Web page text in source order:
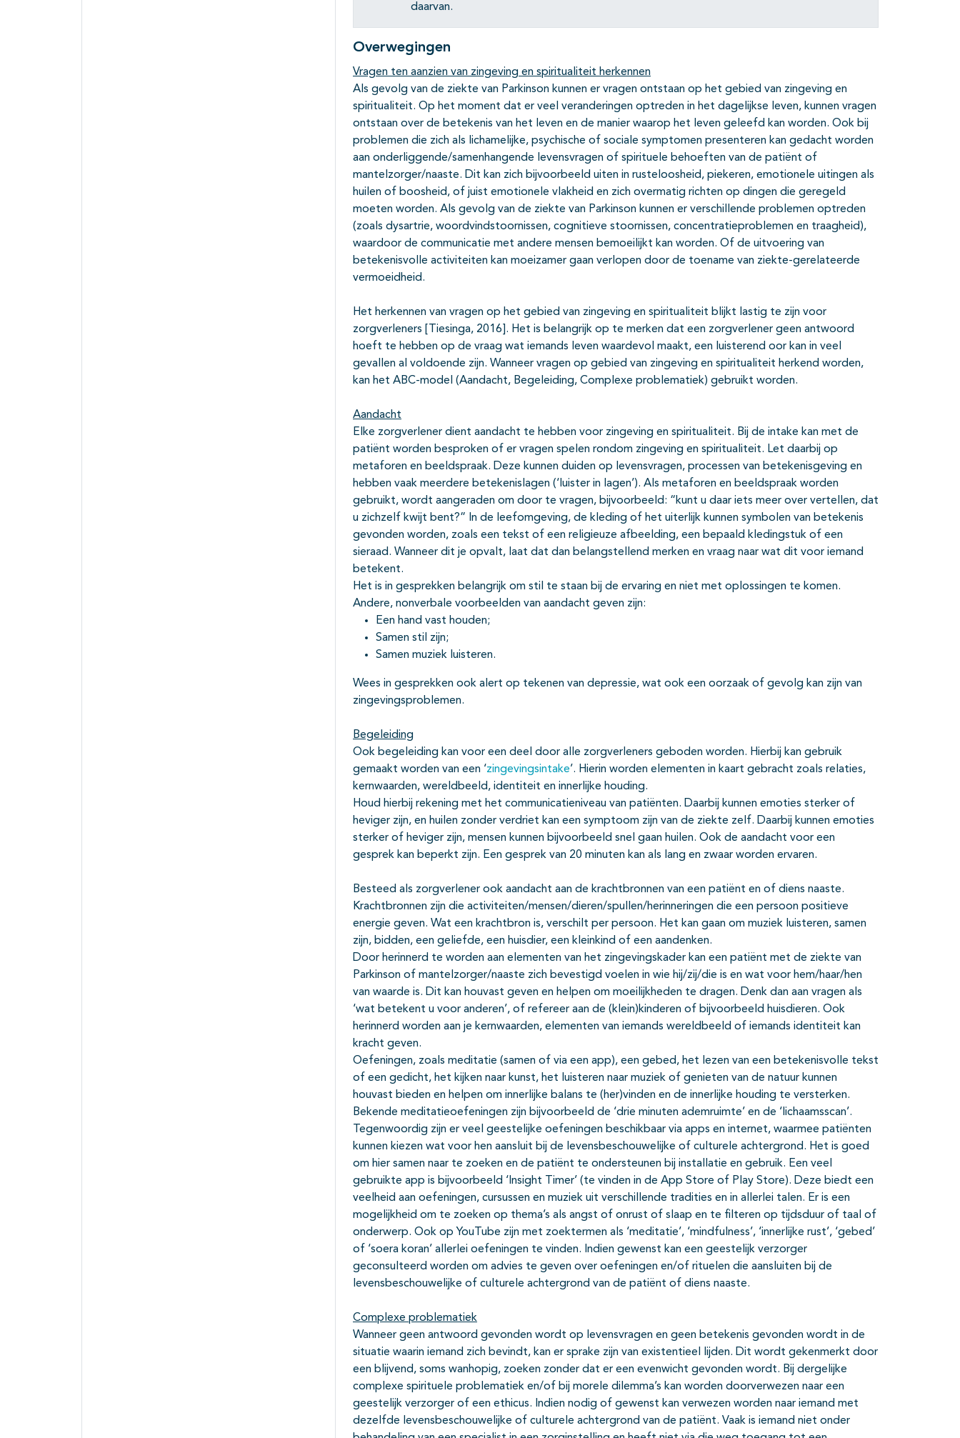
daarvan.
Overwegingen
Vragen ten aanzien van zingeving en spiritualiteit herkennen
Als gevolg van de ziekte van Parkinson kunnen er vragen ontstaan op het gebied van zingeving en
spiritualiteit. Op het moment dat er veel veranderingen optreden in het dagelijkse leven, kunnen vragen
ontstaan over de betekenis van het leven en de manier waarop het leven geleefd kan worden. Ook bij
problemen die zich als lichamelijke, psychische of sociale symptomen presenteren kan gedacht worden
aan onderliggende/samenhangende levensvragen of spirituele behoeften van de patiënt of
mantelzorger/naaste. Dit kan zich bijvoorbeeld uiten in rusteloosheid, piekeren, emotionele uitingen als
huilen of boosheid, of juist emotionele vlakheid en zich overmatig richten op dingen die geregeld
moeten worden. Als gevolg van de ziekte van Parkinson kunnen er verschillende problemen optreden
(zoals dysartrie, woordvindstoornissen, cognitieve stoornissen, concentratieproblemen en traagheid),
waardoor de communicatie met andere mensen bemoeilijkt kan worden. Of de uitvoering van
betekenisvolle activiteiten kan moeizamer gaan verlopen door de toename van ziekte-gerelateerde
vermoeidheid.
Het herkennen van vragen op het gebied van zingeving en spiritualiteit blijkt lastig te zijn voor
zorgverleners [Tiesinga, 2016]. Het is belangrijk op te merken dat een zorgverlener geen antwoord
hoeft te hebben op de vraag wat iemands leven waardevol maakt, een luisterend oor kan in veel
gevallen al voldoende zijn. Wanneer vragen op gebied van zingeving en spiritualiteit herkend worden,
kan het ABC-model (Aandacht, Begeleiding, Complexe problematiek) gebruikt worden.
Aandacht
Elke zorgverlener dient aandacht te hebben voor zingeving en spiritualiteit. Bij de intake kan met de
patiënt worden besproken of er vragen spelen rondom zingeving en spiritualiteit. Let daarbij op
metaforen en beeldspraak. Deze kunnen duiden op levensvragen, processen van betekenisgeving en
hebben vaak meerdere betekenislagen (‘luister in lagen’). Als metaforen en beeldspraak worden
gebruikt, wordt aangeraden om door te vragen, bijvoorbeeld: “kunt u daar iets meer over vertellen, dat
u zichzelf kwijt bent?” In de leefomgeving, de kleding of het uiterlijk kunnen symbolen van betekenis
gevonden worden, zoals een tekst of een religieuze afbeelding, een bepaald kledingstuk of een
sieraad. Wanneer dit je opvalt, laat dat dan belangstellend merken en vraag naar wat dit voor iemand
betekent.
Het is in gesprekken belangrijk om stil te staan bij de ervaring en niet met oplossingen te komen.
Andere, nonverbale voorbeelden van aandacht geven zijn:
Een hand vast houden;
Samen stil zijn;
Samen muziek luisteren.
Wees in gesprekken ook alert op tekenen van depressie, wat ook een oorzaak of gevolg kan zijn van
zingevingsproblemen.
Begeleiding
Ook begeleiding kan voor een deel door alle zorgverleners geboden worden. Hierbij kan gebruik
gemaakt worden van een ‘zingevingsintake’. Hierin worden elementen in kaart gebracht zoals relaties,
kernwaarden, wereldbeeld, identiteit en innerlijke houding.
Houd hierbij rekening met het communicatieniveau van patiënten. Daarbij kunnen emoties sterker of
heviger zijn, en huilen zonder verdriet kan een symptoom zijn van de ziekte zelf. Daarbij kunnen emoties
sterker of heviger zijn, mensen kunnen bijvoorbeeld snel gaan huilen. Ook de aandacht voor een
gesprek kan beperkt zijn. Een gesprek van 20 minuten kan als lang en zwaar worden ervaren.
Besteed als zorgverlener ook aandacht aan de krachtbronnen van een patiënt en of diens naaste.
Krachtbronnen zijn die activiteiten/mensen/dieren/spullen/herinneringen die een persoon positieve
energie geven. Wat een krachtbron is, verschilt per persoon. Het kan gaan om muziek luisteren, samen
zijn, bidden, een geliefde, een huisdier, een kleinkind of een aandenken.
Door herinnerd te worden aan elementen van het zingevingskader kan een patiënt met de ziekte van
Parkinson of mantelzorger/naaste zich bevestigd voelen in wie hij/zij/die is en wat voor hem/haar/hen
van waarde is. Dit kan houvast geven en helpen om moeilijkheden te dragen. Denk dan aan vragen als
‘wat betekent u voor anderen’, of refereer aan de (klein)kinderen of bijvoorbeeld huisdieren. Ook
herinnerd worden aan je kernwaarden, elementen van iemands wereldbeeld of iemands identiteit kan
kracht geven.
Oefeningen, zoals meditatie (samen of via een app), een gebed, het lezen van een betekenisvolle tekst
of een gedicht, het kijken naar kunst, het luisteren naar muziek of genieten van de natuur kunnen
houvast bieden en helpen om innerlijke balans te (her)vinden en de innerlijke houding te versterken.
Bekende meditatieoefeningen zijn bijvoorbeeld de ‘drie minuten ademruimte’ en de ‘lichaamsscan’.
Tegenwoordig zijn er veel geestelijke oefeningen beschikbaar via apps en internet, waarmee patiënten
kunnen kiezen wat voor hen aansluit bij de levensbeschouwelijke of culturele achtergrond. Het is goed
om hier samen naar te zoeken en de patiënt te ondersteunen bij installatie en gebruik. Een veel
gebruikte app is bijvoorbeeld ‘Insight Timer’ (te vinden in de App Store of Play Store). Deze biedt een
veelheid aan oefeningen, cursussen en muziek uit verschillende tradities en in allerlei talen. Er is een
mogelijkheid om te zoeken op thema’s als angst of onrust of slaap en te filteren op tijdsduur of taal of
onderwerp. Ook op YouTube zijn met zoektermen als ‘meditatie’, ‘mindfulness’, ‘innerlijke rust’, ‘gebed’
of ‘soera koran’ allerlei oefeningen te vinden. Indien gewenst kan een geestelijk verzorger
geconsulteerd worden om advies te geven over oefeningen en/of rituelen die aansluiten bij de
levensbeschouwelijke of culturele achtergrond van de patiënt of diens naaste.
Complexe problematiek
Wanneer geen antwoord gevonden wordt op levensvragen en geen betekenis gevonden wordt in de
situatie waarin iemand zich bevindt, kan er sprake zijn van existentieel lijden. Dit wordt gekenmerkt door
een blijvend, soms wanhopig, zoeken zonder dat er een evenwicht gevonden wordt. Bij dergelijke
complexe spirituele problematiek en/of bij morele dilemma’s kan worden doorverwezen naar een
geestelijk verzorger of een ethicus. Indien nodig of gewenst kan verwezen worden naar iemand met
dezelfde levensbeschouwelijke of culturele achtergrond van de patiënt. Vaak is iemand niet onder